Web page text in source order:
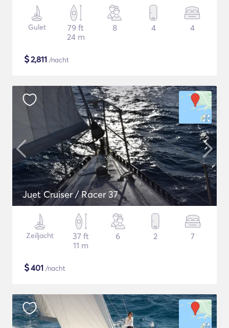
Gulet
79 ft
24 m
8 4 4
$2,811 /nacht
Juet Cruiser / Racer 37
Zeiljacht
37 ft
11 m
6 2 7
$401 /nacht